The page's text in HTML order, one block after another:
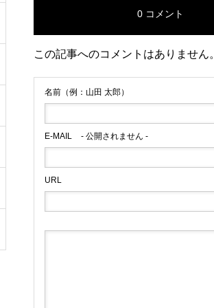
0 コメント
この記事へのコメントはありません。
名前（例：山田 太郎）
E-MAIL - 公開されません -
URL